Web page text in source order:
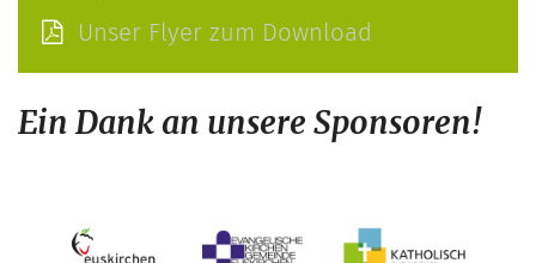
Unser Flyer zum Download
Ein Dank an unsere Sponsoren!